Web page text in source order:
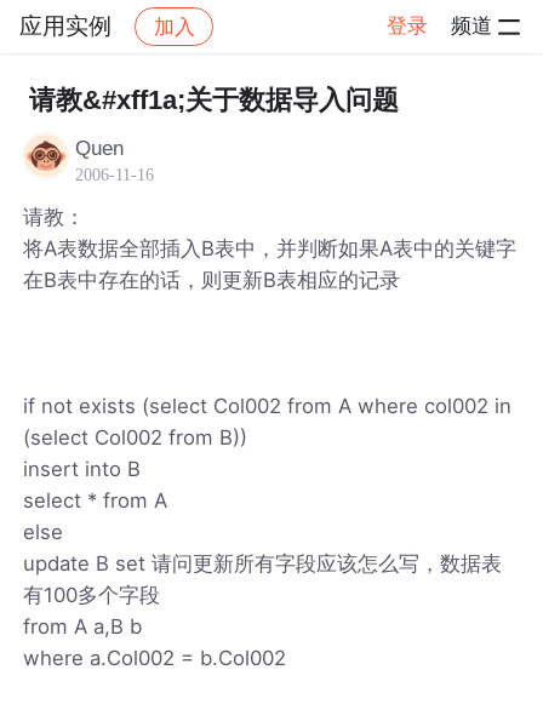
应用实例 加入 登录 频道
社区 应用实例 帖子详情
请教&#xff1a;关于数据导入问题
Quen
2006-11-16
请教：
将A表数据全部插入B表中，并判断如果A表中的关键字
在B表中存在的话，则更新B表相应的记录
if not exists (select Col002 from A where col002 in
(select Col002 from B))
insert into B
select * from A
else
update B set 请问更新所有字段应该怎么写，数据表
有100多个字段
from A a,B b
where a.Col002 = b.Col002